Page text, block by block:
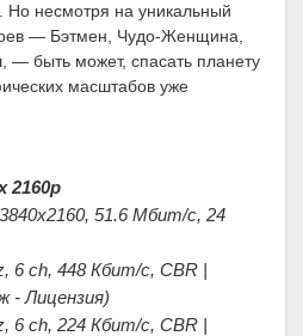
Но несмотря на уникальный
— Бэтмен, Чудо-Женщина,
— быть может, спасать планету
масштабов уже
2160p
51.6 Мбит/с, 24
6 ch, 448 Кбит/с, CBR |
- Лицензия)
6 ch, 224 Кбит/с, CBR |